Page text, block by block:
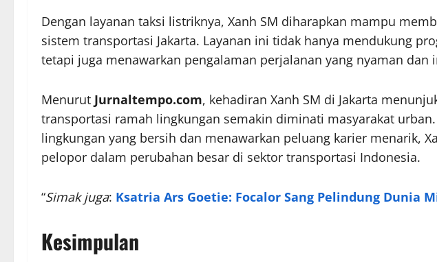
Dengan layanan taksi listriknya, Xanh SM diharapkan mampu
sistem transportasi Jakarta. Layanan ini tidak hanya mendukung
tetapi juga menawarkan pengalaman perjalanan yang nyaman dan
Menurut Jurnaltempo.com, kehadiran Xanh SM di Jakarta
transportasi ramah lingkungan semakin diminati masyarakat
lingkungan yang bersih dan menawarkan peluang karier menarik,
pelopor dalam perubahan besar di sektor transportasi Indonesia.
“Simak juga: Ksatria Ars Goetie: Focalor Sang Pelindung Dunia
Kesimpulan